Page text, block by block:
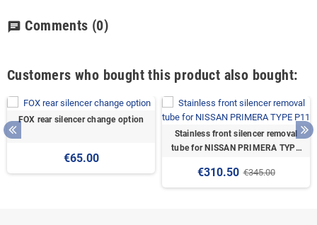
chat Comments (0)
Customers who bought this product also bought:
FOX rear silencer change option
€65.00
Stainless front silencer removal
tube for NISSAN PRIMERA TYPE
€310.50 €345.00